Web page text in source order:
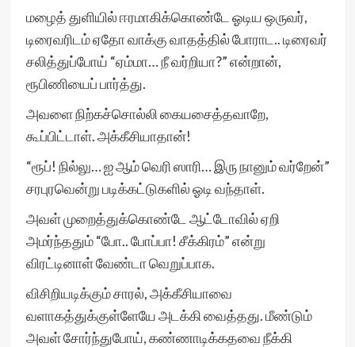
மழைத் துளியில் ஈரமாகிக்கொண்டே ஓடிய ஒருவர்,
டிரைவரிடம் ஏதோ வாக்கு வாதத்தில் போராட.. டிரைவர்
சலித்துப்போய் “ஏம்மா… நீ வர்றியா?” என்றான்,
ரூபிணியைப் பார்த்து.
அவளை நிற்கச்சொல்லி கையசைத்தவாறே,
கூப்பிட்டாள். அக்கீசியாதான்!
“ரூப்! நில்லு… ஐ ஆம் வெரி ஸாரி… இரு நானும் வர்றேன்”
சரபுரவென்று படிக்கட்டுகளில் ஓடி வந்தாள்.
அவள் முறைத்துக்கொண்டே ஆட்டோவில் ஏறி
அமர்ந்ததும் “போ.. போப்பா! சீக்கிரம்” என்று
விரட்டினாள் வேண்டா வெறுப்பாக.
விசிறியடிக்கும் சாரல், அக்கீசியாவை
வளாகத்துக்குள்ளேயே அடக்கி வைத்தது. மீண்டும்
அவள் சோர்ந்துபோய், கண்ணாடிக்கதவை நீக்கி